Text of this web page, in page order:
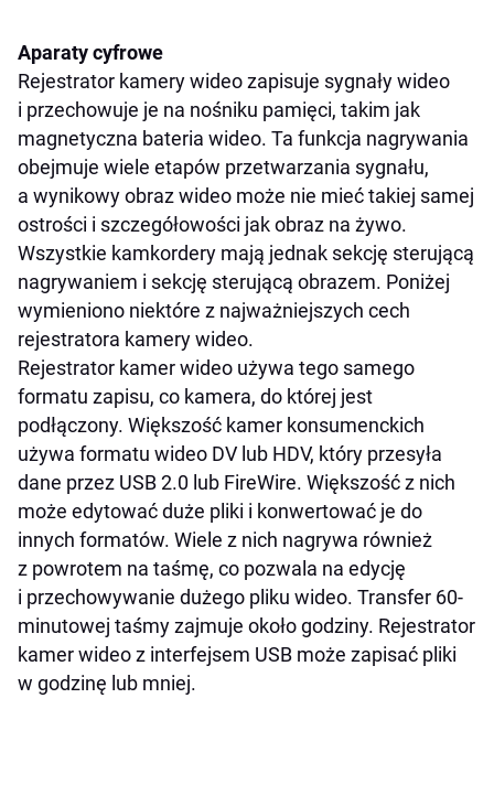
Aparaty cyfrowe
Rejestrator kamery wideo zapisuje sygnały wideo
i przechowuje je na nośniku pamięci, takim jak
magnetyczna bateria wideo. Ta funkcja nagrywania
obejmuje wiele etapów przetwarzania sygnału,
a wynikowy obraz wideo może nie mieć takiej samej
ostrości i szczegółowości jak obraz na żywo.
Wszystkie kamkordery mają jednak sekcję sterującą
nagrywaniem i sekcję sterującą obrazem. Poniżej
wymieniono niektóre z najważniejszych cech
rejestratora kamery wideo.
Rejestrator kamer wideo używa tego samego
formatu zapisu, co kamera, do której jest
podłączony. Większość kamer konsumenckich
używa formatu wideo DV lub HDV, który przesyła
dane przez USB 2.0 lub FireWire. Większość z nich
może edytować duże pliki i konwertować je do
innych formatów. Wiele z nich nagrywa również
z powrotem na taśmę, co pozwala na edycję
i przechowywanie dużego pliku wideo. Transfer 60-
minutowej taśmy zajmuje około godziny. Rejestrator
kamer wideo z interfejsem USB może zapisać pliki
w godzinę lub mniej.